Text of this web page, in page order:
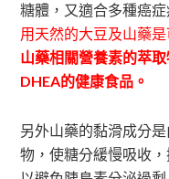
糖體，又適合多種癌症
用天然的大豆及山藥
山藥相關營養素的萃
DHEA的健康食品。
另外山藥的黏滑成分
物，使糖分緩慢吸收